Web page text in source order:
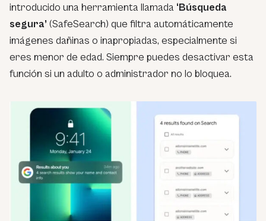
introducido una herramienta llamada ‘Búsqueda
segura’ (SafeSearch) que filtra automáticamente
imágenes dañinas o inapropiadas, especialmente si
eres menor de edad. Siempre puedes desactivar esta
función si un adulto o administrador no lo bloquea.